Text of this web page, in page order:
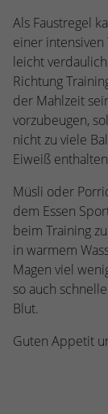
Als Faustregel
einer
leicht
Richtung
der Mahlzeit
vorzubeugen,
nicht zu viele
Eiweiß
Müsli oder
dem Essen
beim Training
in warmem
Magen viel
so auch
Blut.
Guten Appetit
Name
Anbieter
Laufzeit
Zweck
Name
Anbieter
Laufzeit
Statistiken
Diese Gruppe
und zugehörige
Website zu
Name
Anbieter
Laufzeit
Zweck